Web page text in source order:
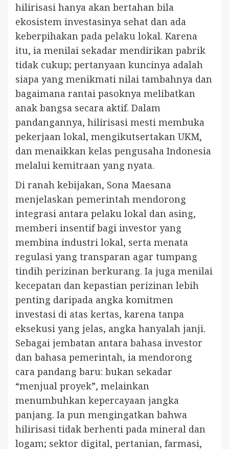
hilirisasi hanya akan bertahan bila
ekosistem investasinya sehat dan ada
keberpihakan pada pelaku lokal. Karena
itu, ia menilai sekadar mendirikan pabrik
tidak cukup; pertanyaan kuncinya adalah
siapa yang menikmati nilai tambahnya dan
bagaimana rantai pasoknya melibatkan
anak bangsa secara aktif. Dalam
pandangannya, hilirisasi mesti membuka
pekerjaan lokal, mengikutsertakan UKM,
dan menaikkan kelas pengusaha Indonesia
melalui kemitraan yang nyata.
Di ranah kebijakan, Sona Maesana
menjelaskan pemerintah mendorong
integrasi antara pelaku lokal dan asing,
memberi insentif bagi investor yang
membina industri lokal, serta menata
regulasi yang transparan agar tumpang
tindih perizinan berkurang. Ia juga menilai
kecepatan dan kepastian perizinan lebih
penting daripada angka komitmen
investasi di atas kertas, karena tanpa
eksekusi yang jelas, angka hanyalah janji.
Sebagai jembatan antara bahasa investor
dan bahasa pemerintah, ia mendorong
cara pandang baru: bukan sekadar
“menjual proyek”, melainkan
menumbuhkan kepercayaan jangka
panjang. Ia pun mengingatkan bahwa
hilirisasi tidak berhenti pada mineral dan
logam; sektor digital, pertanian, farmasi,